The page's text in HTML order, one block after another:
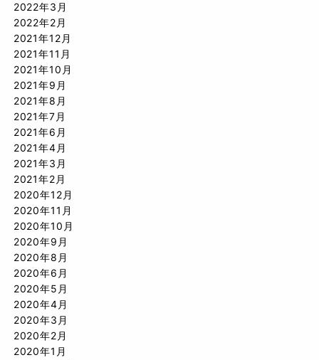
2022年3月
2022年2月
2021年12月
2021年11月
2021年10月
2021年9月
2021年8月
2021年7月
2021年6月
2021年4月
2021年3月
2021年2月
2020年12月
2020年11月
2020年10月
2020年9月
2020年8月
2020年6月
2020年5月
2020年4月
2020年3月
2020年2月
2020年1月